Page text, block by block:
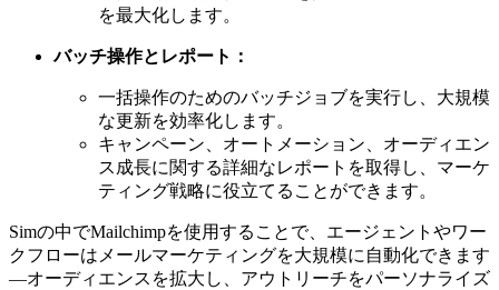
を最大化します。
バッチ操作とレポート：
一括操作のためのバッチジョブを実行し、大規模
な更新を効率化します。
キャンペーン、オートメーション、オーディエン
ス成長に関する詳細なレポートを取得し、マーケ
ティング戦略に役立てることができます。
Simの中でMailchimpを使用することで、エージェントやワー
クフローはメールマーケティングを大規模に自動化できます
—オーディエンスを拡大し、アウトリーチをパーソナライズ